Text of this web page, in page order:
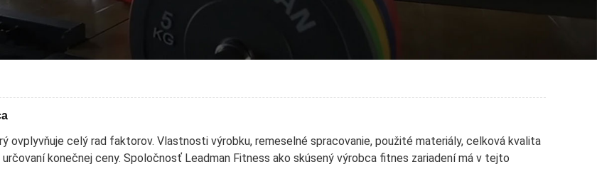
ovplyvňuje celý rad faktorov. Vlastnosti výrobku, remeselné spracovanie, použité materiály, celková kvalita
konečnej ceny. Spoločnosť Leadman Fitness ako skúsený výrobca fitnes zariadení má v tejto